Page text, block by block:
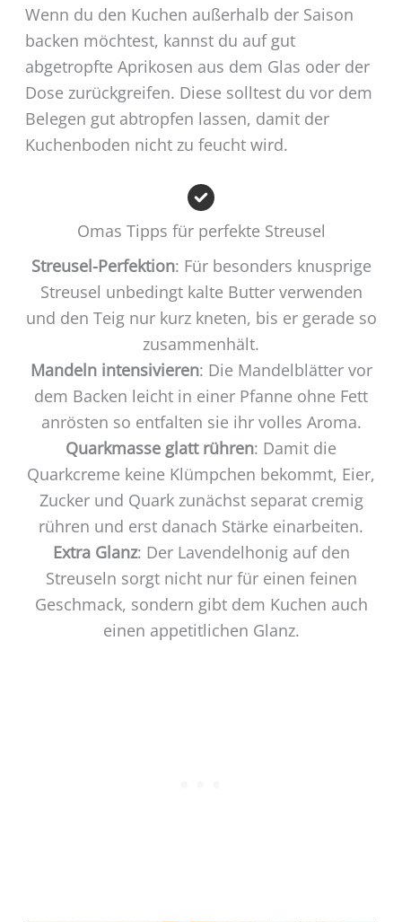
Wenn du den Kuchen außerhalb der Saison
backen möchtest, kannst du auf gut
abgetropfte Aprikosen aus dem Glas oder der
Dose zurückgreifen. Diese solltest du vor dem
Belegen gut abtropfen lassen, damit der
Kuchenboden nicht zu feucht wird.
Omas Tipps für perfekte Streusel
Streusel-Perfektion: Für besonders knusprige
Streusel unbedingt kalte Butter verwenden
und den Teig nur kurz kneten, bis er gerade so
zusammenhält.
Mandeln intensivieren: Die Mandelblätter vor
dem Backen leicht in einer Pfanne ohne Fett
anrösten so entfalten sie ihr volles Aroma.
Quarkmasse glatt rühren: Damit die
Quarkcreme keine Klümpchen bekommt, Eier,
Zucker und Quark zunächst separat cremig
rühren und erst danach Stärke einarbeiten.
Extra Glanz: Der Lavendelhonig auf den
Streuseln sorgt nicht nur für einen feinen
Geschmack, sondern gibt dem Kuchen auch
einen appetitlichen Glanz.